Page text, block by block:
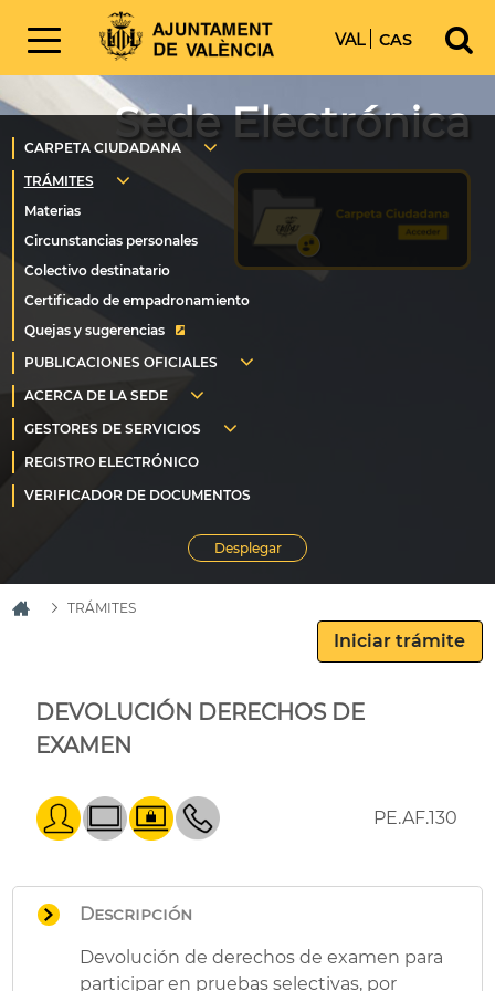
VAL CAS
Sede Electrónica
Quejas y sugerencias
TRÁMITES
DEVOLUCIÓN DERECHOS DE
EXAMEN
PE.AF.130
Descripción
Devolución de derechos de examen para
participar en pruebas selectivas, por